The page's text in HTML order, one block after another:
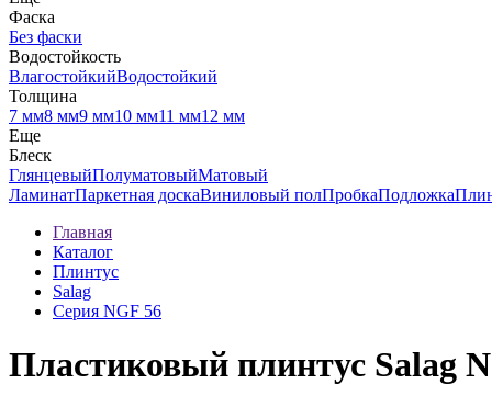
Фаска
Без фаски
Водостойкость
ВлагостойкийВодостойкий
Толщина
7 мм8 мм9 мм10 мм11 мм12 мм
Еще
Блеск
ГлянцевыйПолуматовыйМатовый
ЛаминатПаркетная доскаВиниловый полПробкаПодложка
Главная
Каталог
Плинтус
Salag
Серия NGF 56
Пластиковый плинтус Salag